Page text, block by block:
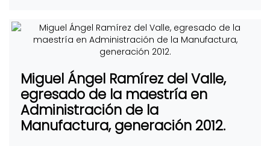
Miguel Ángel Ramírez del Valle,
egresado de la maestría en
Administración de la
Manufactura, generación 2012.